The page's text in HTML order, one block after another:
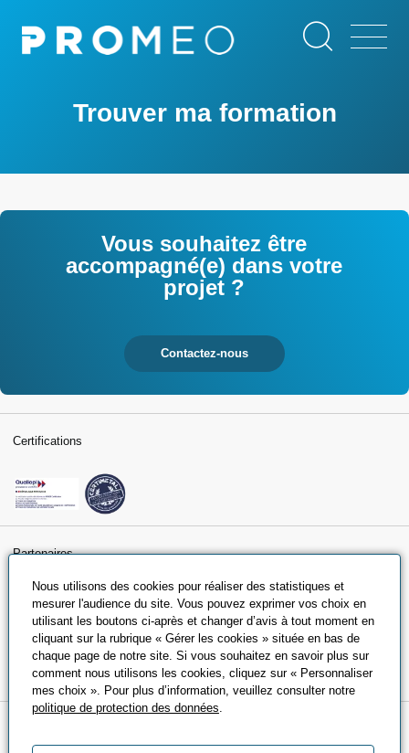
contenu
Trouver ma formation
Vous souhaitez être
accompagné(e) dans votre
projet ?
Contactez-nous
Certifications
Partenaires
Nous utilisons des cookies pour réaliser des statistiques et
mesurer l'audience du site. Vous pouvez exprimer vos choix en
utilisant les boutons ci-après et changer d’avis à tout moment en
cliquant sur la rubrique « Gérer les cookies » située en bas de
chaque page de notre site. Si vous souhaitez en savoir plus sur
comment nous utilisons les cookies, cliquez sur « Personnaliser
mes choix ». Pour plus d’information, veuillez consulter notre
politique de protection des données